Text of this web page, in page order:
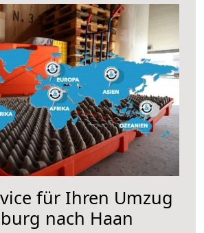
für Ihren Umzug
nach Haan